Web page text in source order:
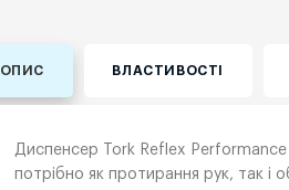
ОПИС ВЛАСТИВОСТІ
Диспенсер Tork Reflex
потрібно як протирання рук, так і